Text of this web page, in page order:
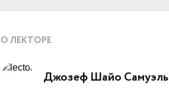
О ЛЕКТОРЕ
Джозеф Шайо Самуэль